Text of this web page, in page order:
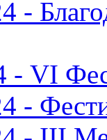
-
- VI
-